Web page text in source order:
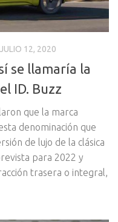
JULIO 12, 2020
se llamaría la
ID. Buzz
que la marca
denominación que
de lujo de la clásica
para 2022 y
trasera o integral,